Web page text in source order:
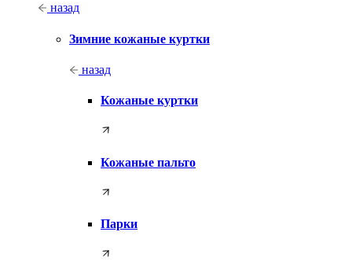
назад
Зимние кожаные куртки
назад
Кожаные куртки
Кожаные пальто
Парки